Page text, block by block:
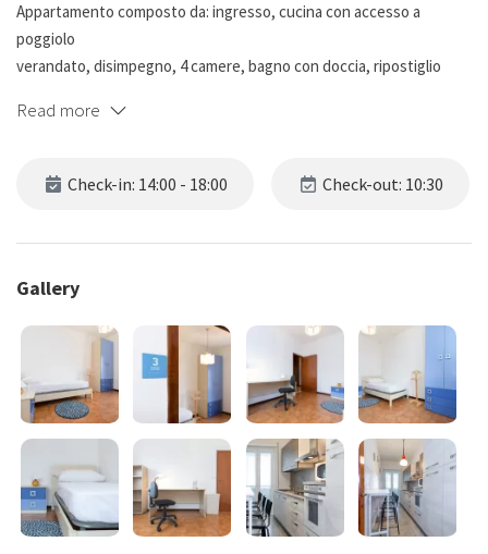
Appartamento composto da: ingresso, cucina con accesso a
poggiolo
verandato, disimpegno, 4 camere, bagno con doccia, ripostiglio
Read more
Check-in: 14:00 - 18:00 Check-out: 10:30
Gallery